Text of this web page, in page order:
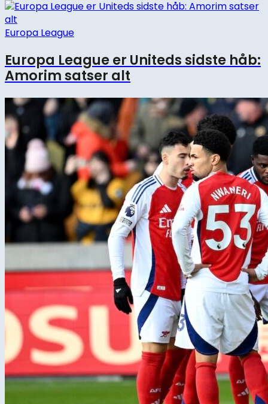
Europa League
Europa League er Uniteds sidste håb:
Amorim satser alt